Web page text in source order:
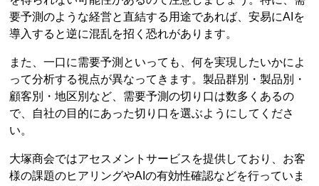
要予測のような経営と直結する用途であれば、安易にAIを
導入すると逆に混乱を招く恐れがあります。
また、一口に需要予測といっても、何を実現したいかによ
って分析する視点が異なってきます。製品群別・製品別・
顧客別・地区別など、需要予測の切り口は数多くあるの
で、自社の目的にあった切り口を選ぶようにしてくださ
い。
大塚商会ではアセスメントサービスを提供しており、お客
様の課題のヒアリングやAIの有効性確認などを行っていま